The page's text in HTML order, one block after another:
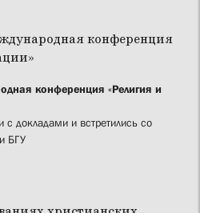
конференция «Религия и
докладами и встретились со
БГУ